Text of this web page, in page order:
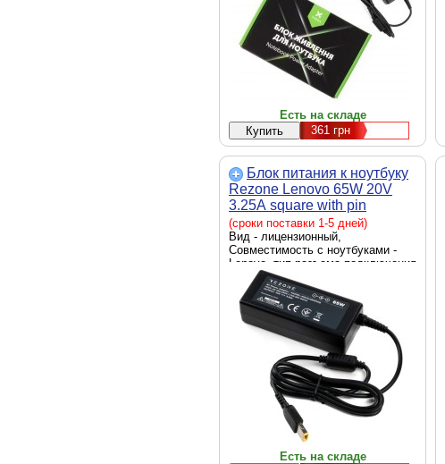
Есть на складе
361грн
Блок питания к ноутбуку
Rezone Lenovo 65W 20V
3.25А square with pin
(RZPSLN6520SQ)
(сроки поставки 1-5 дней)
Вид - лицензионный,
Совместимость с ноутбуками -
Lenovo, тип разъема подключения
к ноутбуку - square with pin,
источник питания - сеть 220 В,
выходная мощность - 65 Вт
Есть на складе